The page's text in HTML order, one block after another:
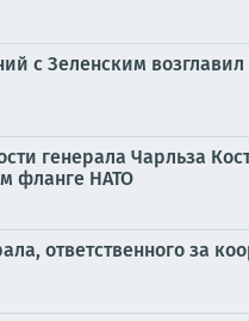
с Зеленским
генерала Чарльза
фланге НАТО
ответственного за